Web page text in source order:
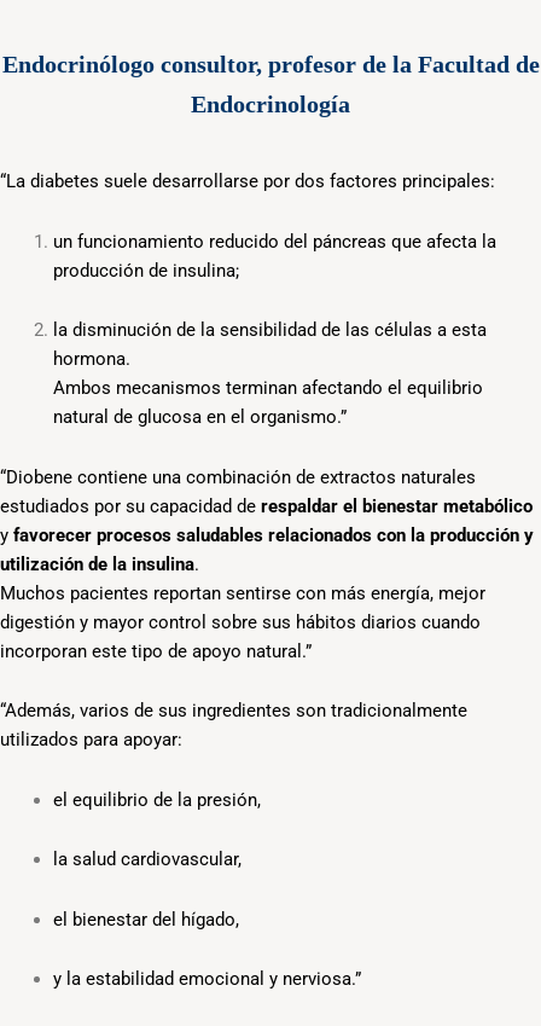
Endocrinólogo consultor, profesor de la Facultad de
Endocrinología
“La diabetes suele desarrollarse por dos factores principales:
un funcionamiento reducido del páncreas que afecta la
producción de insulina;
la disminución de la sensibilidad de las células a esta
hormona.
Ambos mecanismos terminan afectando el equilibrio
natural de glucosa en el organismo.”
“Diobene contiene una combinación de extractos naturales
estudiados por su capacidad de respaldar el bienestar metabólico
y favorecer procesos saludables relacionados con la producción y
utilización de la insulina.
Muchos pacientes reportan sentirse con más energía, mejor
digestión y mayor control sobre sus hábitos diarios cuando
incorporan este tipo de apoyo natural.”
“Además, varios de sus ingredientes son tradicionalmente
utilizados para apoyar:
el equilibrio de la presión,
la salud cardiovascular,
el bienestar del hígado,
y la estabilidad emocional y nerviosa.”